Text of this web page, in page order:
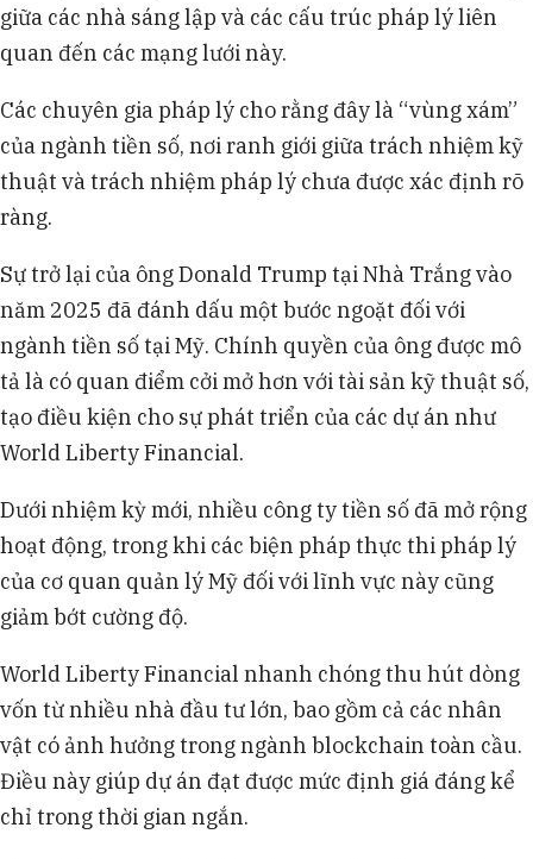
giữa các nhà sáng lập và các cấu trúc pháp lý liên
quan đến các mạng lưới này.
Các chuyên gia pháp lý cho rằng đây là “vùng xám”
của ngành tiền số, nơi ranh giới giữa trách nhiệm kỹ
thuật và trách nhiệm pháp lý chưa được xác định rõ
ràng.
Sự trở lại của ông Donald Trump tại Nhà Trắng vào
năm 2025 đã đánh dấu một bước ngoặt đối với
ngành tiền số tại Mỹ. Chính quyền của ông được mô
tả là có quan điểm cởi mở hơn với tài sản kỹ thuật số,
tạo điều kiện cho sự phát triển của các dự án như
World Liberty Financial.
Dưới nhiệm kỳ mới, nhiều công ty tiền số đã mở rộng
hoạt động, trong khi các biện pháp thực thi pháp lý
của cơ quan quản lý Mỹ đối với lĩnh vực này cũng
giảm bớt cường độ.
World Liberty Financial nhanh chóng thu hút dòng
vốn từ nhiều nhà đầu tư lớn, bao gồm cả các nhân
vật có ảnh hưởng trong ngành blockchain toàn cầu.
Điều này giúp dự án đạt được mức định giá đáng kể
chỉ trong thời gian ngắn.